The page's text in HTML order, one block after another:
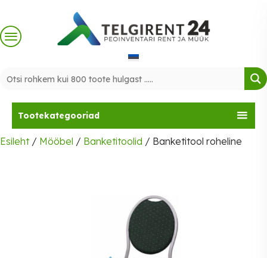
content
Tootekategooriad
Esileht/ Mööbel / Banketitoolid / Banketitool roheline